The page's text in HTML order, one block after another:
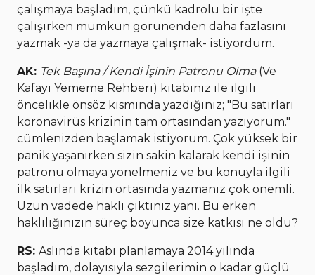
çalışmaya başladım, çünkü kadrolu bir işte
çalışırken mümkün görünenden daha fazlasını
yazmak -ya da yazmaya çalışmak- istiyordum.
AK: Tek Başına / Kendi İşinin Patronu Olma(Ve
Kafayı Yememe Rehberi) kitabınız ile ilgili
öncelikle önsöz kısmında yazdığınız; "Bu satırları
koronavirüs krizinin tam ortasından yazıyorum."
cümlenizden başlamak istiyorum. Çok yüksek bir
panik yaşanırken sizin sakin kalarak kendi işinin
patronu olmaya yönelmeniz ve bu konuyla ilgili
ilk satırları krizin ortasında yazmanız çok önemli.
Uzun vadede haklı çıktınız yani. Bu erken
haklılığınızın süreç boyunca size katkısı ne oldu?
RS: Aslında kitabı planlamaya 2014 yılında
başladım, dolayısıyla sezgilerimin o kadar güçlü